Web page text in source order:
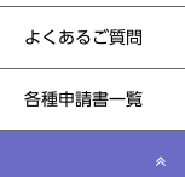
よくあるご質問
各種申請書一覧